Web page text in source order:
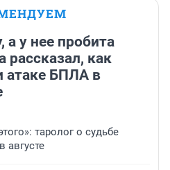
у нее пробита
рассказал, как
атаке БПЛА в
таролог о судьбе
августе